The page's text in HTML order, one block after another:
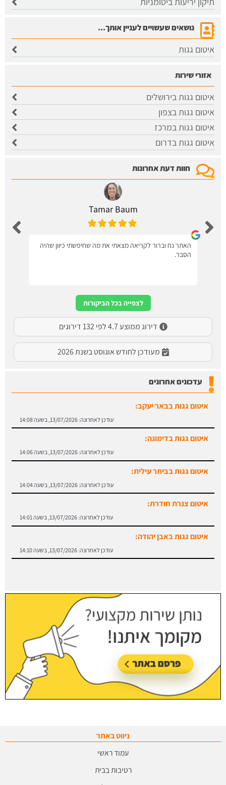
נושאים שעשויים לעניין אותך...
איטום גגות
אזורי שירות
איטום גגות בירושלים
​איטום גגות בצפון
איטום גגות במרכז
איטום גגות בדרום
חוות דעת אחרונות
Tamar Baum
האתר נח וברור לקריאה מצאתי את מה שחיפשתי כיוון שהיה
הסבר.
לצפייה בכל הביקורות
דירוג ממוצע 4.7 לפי 132 דירוגים
מעודכן לחודש אוגוסט בשנת 2026
עדכונים אחרונים
איטום גגות בבאר יעקב:
עודכן לאחרונה: 13/07/2026, בשעה 14:08
איטום גגות בדימונה:
עודכן לאחרונה: 13/07/2026, בשעה 14:06
איטום גגות בביתר עילית:
עודכן לאחרונה: 13/07/2026, בשעה 14:04
איטום צנרת חודרת:
עודכן לאחרונה: 13/07/2026, בשעה 14:01
איטום גגות באבן יהודה:
עודכן לאחרונה: 13/07/2026, בשעה 14:10
ניווט באתר
עמוד ראשי
רטיבות בבית